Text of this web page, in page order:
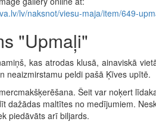
lv/naksnot/viesu-maja/item/649-
"Upmaļi"
kas atrodas klusā, ainaviskā
neaizmirstamu peldi pašā Ķīves upītē.
Šeit var noķert
dažādas maltītes no medījumiem.
piedāvāts arī biljards.